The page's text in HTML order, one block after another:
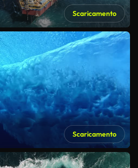
Scaricamento
Scaricamento